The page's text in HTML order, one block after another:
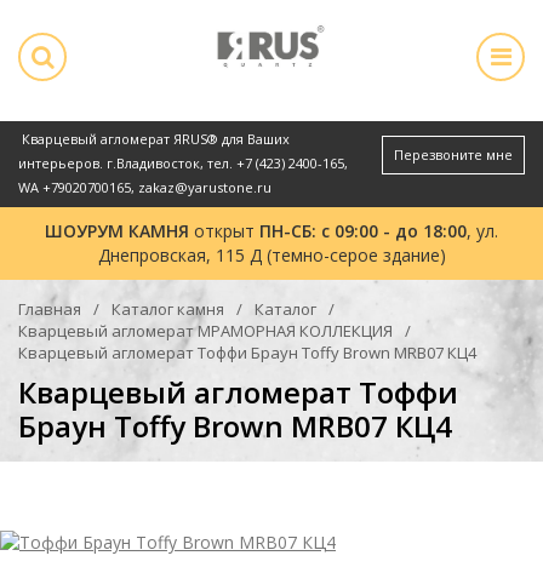
Кварцевый агломерат ЯRUS® для Ваших
интерьеров. г.Владивосток, тел. +7 (423) 2400-165,
WA +79020700165, zakaz@yarustone.ru
Перезвоните мне
ШОУРУМ КАМНЯ открыт ПН-СБ: с 09:00 - до 18:00, ул.
Днепровская, 115 Д (темно-серое здание)
Кварцевый агломерат Тоффи
Браун Toffy Brown MRB07 КЦ4
Главная Каталог камня
Каталог
Кварцевый агломерат МРАМОРНАЯ КОЛЛЕКЦИЯ
Кварцевый агломерат Тоффи Браун Toffy Brown MRB07 КЦ4